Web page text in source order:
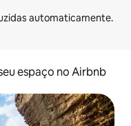
espaço no Airbnb